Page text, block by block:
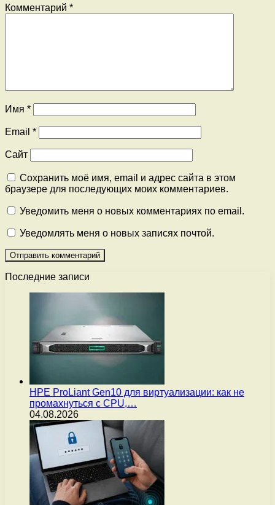
Комментарий *
Имя *
Email *
Сайт
Сохранить моё имя, email и адрес сайта в этом
браузере для последующих моих комментариев.
Уведомить меня о новых комментариях по email.
Уведомлять меня о новых записях почтой.
Последние записи
HPE ProLiant Gen10 для виртуализации: как не
промахнуться с CPU,…
04.08.2026